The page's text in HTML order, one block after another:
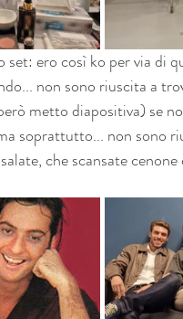
ero così ko per via di
non sono riuscita a
metto diapositiva) se
soprattutto... non sono
che scansate